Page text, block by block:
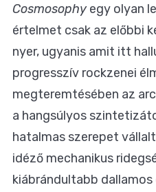
Cosmosophyegy olyan
értelmet csak az előbbi
nyer, ugyanis amit itt
progresszív rockzenei
megteremtésében az
a hangsúlyos
hatalmas szerepet
idéző mechanikus
kiábrándultabb